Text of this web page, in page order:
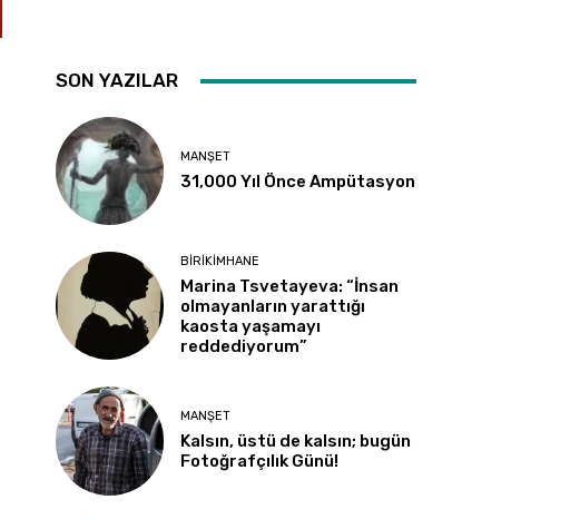
SON YAZILAR
MANŞET
31,000 Yıl Önce Ampütasyon
BIRIKIMHANE
Marina Tsvetayeva: “İnsan
olmayanların yarattığı
kaosta yaşamayı
reddediyorum”
MANŞET
Kalsın, üstü de kalsın; bugün
Fotoğrafçılık Günü!